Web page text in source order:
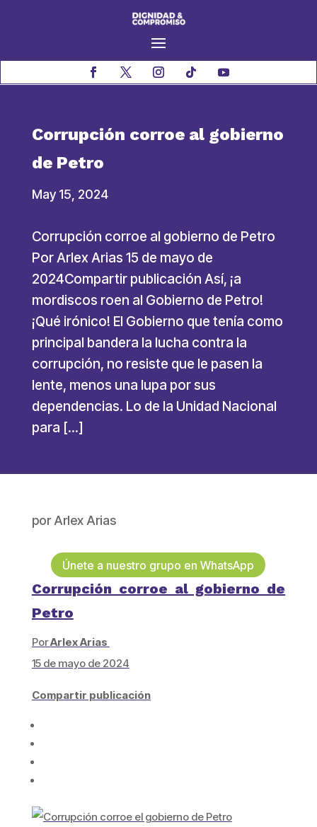
Corrupción corroe al gobierno
de Petro
May 15, 2024
Corrupción corroe al gobierno de Petro
Por Arlex Arias 15 de mayo de
2024Compartir publicación Así, ¡a
mordiscos roen al Gobierno de Petro!
¡Qué irónico! El Gobierno que tenía como
principal bandera la lucha contra la
corrupción, no resiste que le pasen la
lente, menos una lupa por sus
dependencias. Lo de la Unidad Nacional
para […]
porArlex Arias
Únete a nuestro grupo en WhatsApp
Corrupción corroe al gobierno de
Petro
PorArlex Arias
15 de mayo de 2024
Compartir publicación